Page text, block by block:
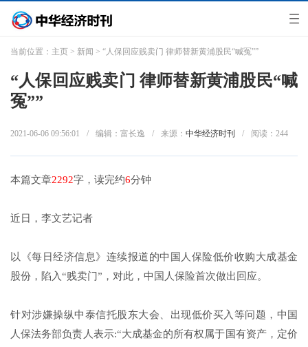
当前位置： 主页 > 新闻 > “人保回应贱卖门 律师替新黄浦股民“喊冤””
“人保回应贱卖门 律师替新黄浦股民“喊
冤””
2021-06-06 09:56:01 / 编辑：富长逸 / 来源： 中华经济时刊 / 阅读： 244
本篇文章2292字，读完约6分钟
近日，李文艺记者
以《每日经济信息》连续报道的中国人保险低价收购大成基金
股份，陷入“贱卖门”，对此，中国人保险首次做出回应。
针对涉嫌操纵中泰信托股东大会、出现低价买入等问题，中国
人保法务部负责人表示:“大成基金的所有权属于国有资产，定价